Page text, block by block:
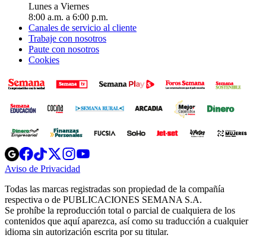
Lunes a Viernes
8:00 a.m. a 6:00 p.m.
Canales de servicio al cliente
Trabaje con nosotros
Paute con nosotros
Cookies
Opens
in
new
Opens
in
new
Opens
in
new
window
Opens
new
windowwindow
Aviso de Privacidad
new
window
Todas las marcas registradas son propiedad de la compañía
respectiva o de PUBLICACIONES SEMANA S.A.
Se prohíbe la reproducción total o parcial de cualquiera de los
contenidos que aquí aparezca, así como su traducción a cualquier
idioma sin autorización escrita por su titular.